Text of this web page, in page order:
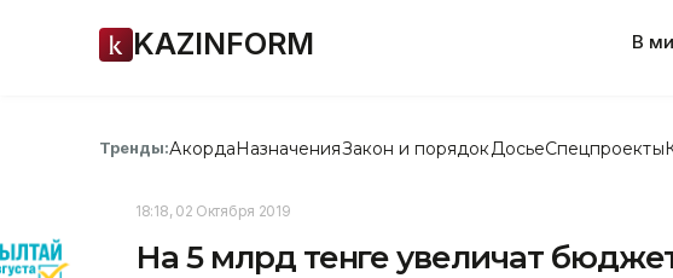
KAZINFORM В
Тренды:АкордаНазначенияЗакон и порядок ДосьеСпецпроекты
18:18, 02 Октября 2019
На 5 млрд тенге увеличат